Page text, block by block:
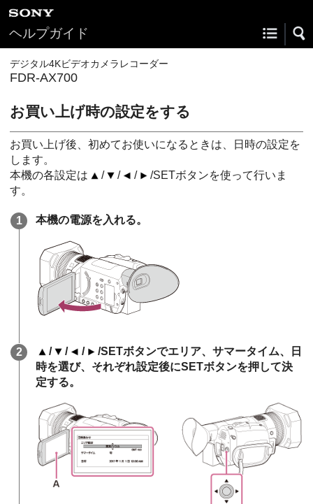
ヘルプガイド
デジタル4Kビデオカメラレコーダー
FDR-AX700
お買い上げ時の設定をする
お買い上げ後、初めてお使いになるときは、日時の設定を
します。
本機の各設定は
/ / /
/SETボタンを使って行いま
す。
本機の電源を入れる。
/ / /
/SETボタンでエリア、サマータイム、日
時を選び、それぞれ設定後にSETボタンを押して決
定する。